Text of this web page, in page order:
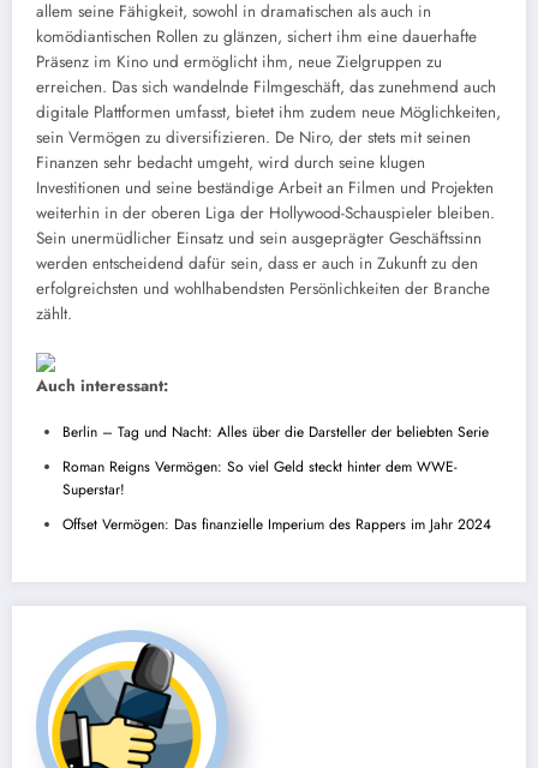
allem seine Fähigkeit, sowohl in dramatischen als auch in
komödiantischen Rollen zu glänzen, sichert ihm eine dauerhafte
Präsenz im Kino und ermöglicht ihm, neue Zielgruppen zu
erreichen. Das sich wandelnde Filmgeschäft, das zunehmend auch
digitale Plattformen umfasst, bietet ihm zudem neue Möglichkeiten,
sein Vermögen zu diversifizieren. De Niro, der stets mit seinen
Finanzen sehr bedacht umgeht, wird durch seine klugen
Investitionen und seine beständige Arbeit an Filmen und Projekten
weiterhin in der oberen Liga der Hollywood-Schauspieler bleiben.
Sein unermüdlicher Einsatz und sein ausgeprägter Geschäftssinn
werden entscheidend dafür sein, dass er auch in Zukunft zu den
erfolgreichsten und wohlhabendsten Persönlichkeiten der Branche
zählt.
Auch interessant:
Berlin – Tag und Nacht: Alles über die Darsteller der beliebten Serie
Roman Reigns Vermögen: So viel Geld steckt hinter dem WWE-
Superstar!
Offset Vermögen: Das finanzielle Imperium des Rappers im Jahr 2024